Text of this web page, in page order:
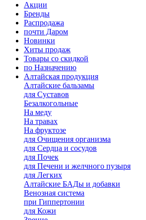
Акции
Бренды
Распродажа
почти Даром
Новинки
Хиты продаж
Товары со скидкой
по Назначению
Алтайская продукция
Алтайские бальзамы
для Суставов
Безалкогольные
На меду
На травах
На фруктозе
для Очищения организма
для Сердца и сосудов
для Почек
для Печени и желчного пузыря
для Легких
Алтайские БАДы и добавки
Венозная система
при Гиппертонии
для Кожи